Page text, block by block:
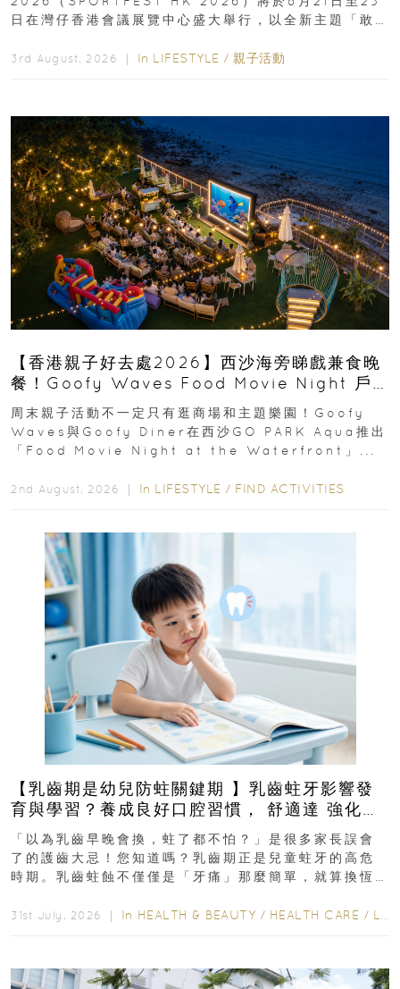
日在灣仔香港會議展覽中心盛大舉行，以全新主題「敢
3rd August, 2026 ｜ In LIFESTYLE / 親子活動
【香港親子好去處2026】西沙海旁睇戲兼食晚
餐！Goofy Waves Food Movie Night 戶
外影院逢週末登場
周末親子活動不一定只有逛商場和主題樂園！Goofy
Waves與Goofy Diner在西沙GO PARK Aqua推出
「Food Movie Night at the Waterfront」...
2nd August, 2026 ｜ In LIFESTYLE / FIND ACTIVITIES
【乳齒期是幼兒防蛀關鍵期 】乳齒蛀牙影響發
育與學習？養成良好口腔習慣， 舒適達 強化琺
瑯質 兒童牙膏防護指南
「以為乳齒早晚會換，蛀了都不怕？」是很多家長誤會
了的護齒大忌！您知道嗎？乳齒期正是兒童蛀牙的高危
時期。乳齒蛀蝕不僅僅是「牙痛」那麼簡單，就算換恆
31st July, 2026 ｜ In HEALTH & BEAUTY / HEALTH CARE / LIFESTYLE